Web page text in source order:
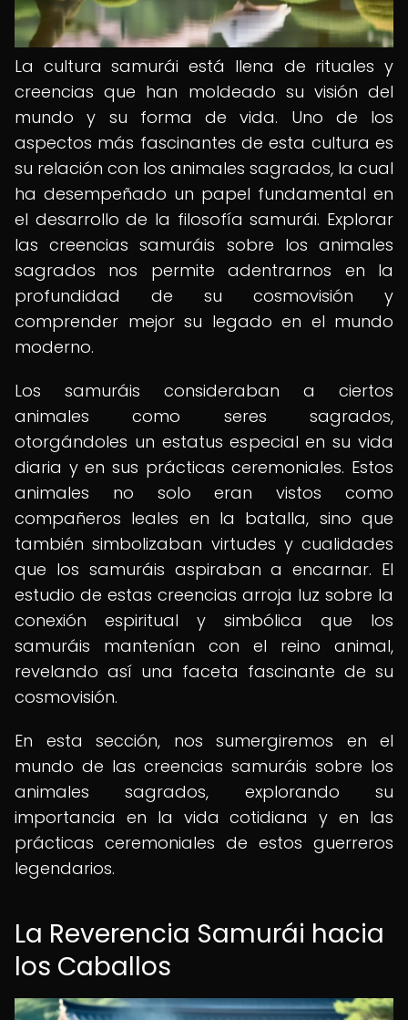
La cultura samurái está llena de rituales y
creencias que han moldeado su visión del
mundo y su forma de vida. Uno de los
aspectos más fascinantes de esta cultura es
su relación con los animales sagrados, la cual
ha desempeñado un papel fundamental en
el desarrollo de la filosofía samurái. Explorar
las creencias samuráis sobre los animales
sagrados nos permite adentrarnos en la
profundidad de su cosmovisión y
comprender mejor su legado en el mundo
moderno.
Los samuráis consideraban a ciertos
animales como seres sagrados,
otorgándoles un estatus especial en su vida
diaria y en sus prácticas ceremoniales. Estos
animales no solo eran vistos como
compañeros leales en la batalla, sino que
también simbolizaban virtudes y cualidades
que los samuráis aspiraban a encarnar. El
estudio de estas creencias arroja luz sobre la
conexión espiritual y simbólica que los
samuráis mantenían con el reino animal,
revelando así una faceta fascinante de su
cosmovisión.
En esta sección, nos sumergiremos en el
mundo de las creencias samuráis sobre los
animales sagrados, explorando su
importancia en la vida cotidiana y en las
prácticas ceremoniales de estos guerreros
legendarios.
La Reverencia Samurái hacia
los Caballos